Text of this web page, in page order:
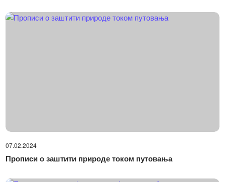
07.02.2024
Прописи о заштити природе током путовања